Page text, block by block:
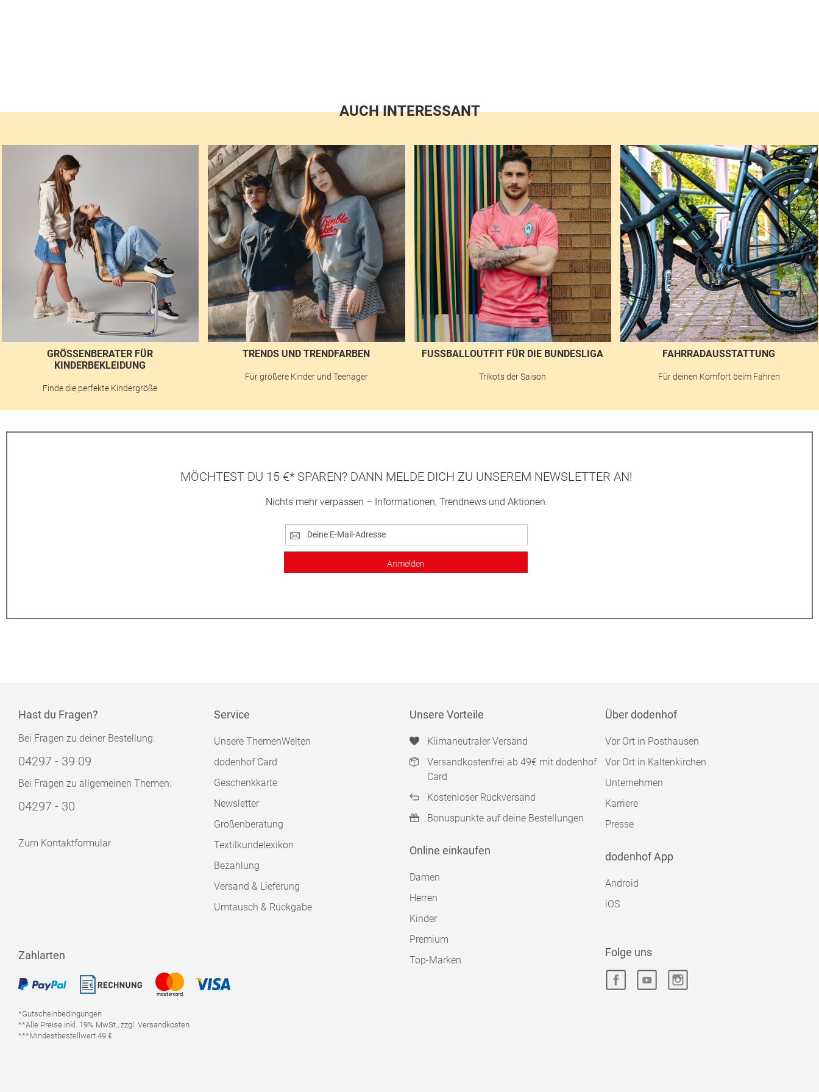
AUCH INTERESSANT
GRÖSSENBERATER FÜR K
INDERBEKLEIDUNG
Finde die perfekte Kindergröße
TRENDS UND TRENDFARBEN
Für größere Kinder und Teenager
FUSSBALLOUTFIT FÜR DIE BUNDESLIGA
Trikots der Saison
FAHRRADAUSSTATTUNG
Für deinen Komfort beim Fahren
MÖCHTEST DU 15 €* SPAREN? DANN MELDE DICH ZU UNSEREM NEWSLETTER AN!
Nichts mehr verpassen – Informationen, Trendnews und Aktionen.
Anmelden
Hast du Fragen?
Bei Fragen zu deiner Bestellung:
04297 - 39 09
Bei Fragen zu allgemeinen Themen:
04297 - 30
Zum Kontaktformular
Service
Unsere ThemenWelten
dodenhof Card
Geschenkkarte
Newsletter
Größenberatung
Textilkundelexikon
Bezahlung
Versand & Lieferung
Umtausch & Rückgabe
Unsere Vorteile
Klimaneutraler Versand
Versandkostenfrei ab 49€ mit dodenhof
Card
Kostenloser Rückversand
Bonuspunkte auf deine Bestellungen
Online einkaufen
Damen
Herren
Kinder
Premium
Top-Marken
Über dodenhof
Vor Ort in Posthausen
Vor Ort in Kaltenkirchen
Unternehmen
Karriere
Presse
dodenhof App
Android
iOS
Zahlarten
*Gutscheinbedingungen
**Alle Preise inkl. 19% MwSt., zzgl. Versandkosten
***Mindestbestellwert 49 €
Folge uns